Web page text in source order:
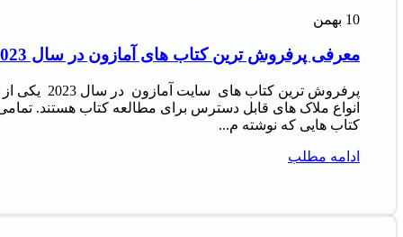
10 بهمن
معرفی پرفروش‌ ترین کتاب‌ های آمازون در سال 2023
پرفروش‌ ترین کتاب‌ های سایت آمازون در سال 2023 یکی از
انواع ملاک‌ های قابل دسترس برای مطالعه کتاب هستند.
کتاب‌ هایی که نوشته م...
ادامه مطلب